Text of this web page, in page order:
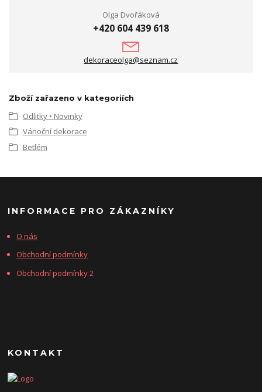
Olga Dvořáková
+420 604 439 618
dekoraceolga@seznam.cz
Zboží zařazeno v kategoriích
Odlitky • Novinky
Vánoční dekorace
Betlém
INFORMACE PRO ZÁKAZNÍKY
O nás
Obchodní podmínky
Obchodní podmínky 2
KONTAKT